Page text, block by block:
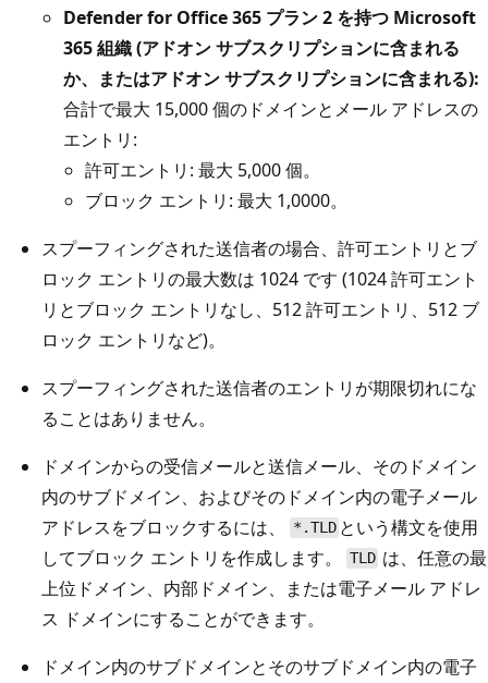
Defender for Office 365 プラン 2 を持つ Microsoft
365 組織 (アドオン サブスクリプションに含まれる
か、またはアドオン サブスクリプションに含まれる):
合計で最大 15,000 個のドメインとメール アドレスの
エントリ:
許可エントリ: 最大 5,000 個。
ブロック エントリ: 最大 1,0000。
スプーフィングされた送信者の場合、許可エントリとブ
ロック エントリの最大数は 1024 です (1024 許可エント
リとブロック エントリなし、512 許可エントリ、512 ブ
ロック エントリなど)。
スプーフィングされた送信者のエントリが期限切れにな
ることはありません。
ドメインからの受信メールと送信メール、そのドメイン
内のサブドメイン、およびそのドメイン内の電子メール
アドレスをブロックするには、
*.TLD という構文を使用
してブロック エントリを作成します。
TLD は、任意の最
上位ドメイン、内部ドメイン、または電子メール アドレ
ス ドメインにすることができます。
ドメイン内のサブドメインとそのサブドメイン内の電子